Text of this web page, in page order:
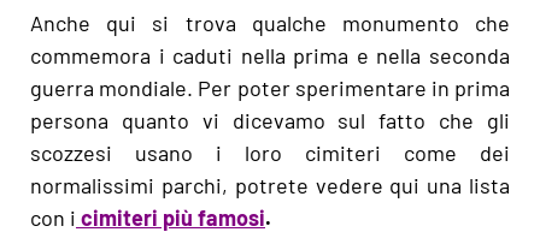
Anche qui si trova qualche monumento che
commemora i caduti nella prima e nella seconda
guerra mondiale. Per poter sperimentare in prima
persona quanto vi dicevamo sul fatto che gli
scozzesi usano i loro cimiteri come dei
normalissimi parchi, potrete vedere qui una lista
con i cimiteri più famosi.